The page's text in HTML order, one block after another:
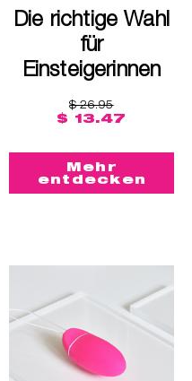
Die richtige Wahl
für
Einsteigerinnen
$ 26.95
$ 13.47
Mehr
entdecken